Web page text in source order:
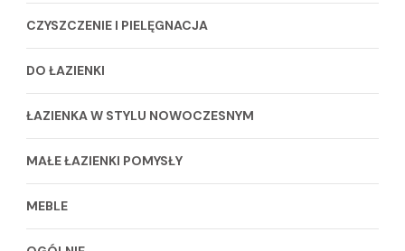
CZYSZCZENIE I PIELĘGNACJA
DO ŁAZIENKI
ŁAZIENKA W STYLU NOWOCZESNYM
MAŁE ŁAZIENKI POMYSŁY
MEBLE